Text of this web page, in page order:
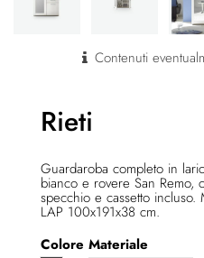
Contenuti
Rieti
Guardaroba completo in
bianco e rovere San Remo,
specchio e cassetto incluso.
LAP 100x191x38 cm.
Colore Materiale